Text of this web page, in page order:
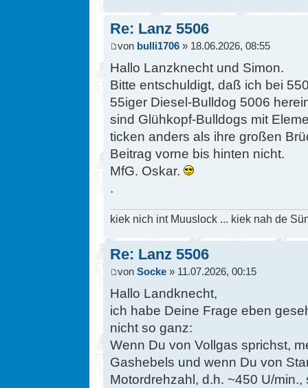
Re: Lanz 5506
von bulli1706 » 18.06.2026, 08:55
Hallo Lanzknecht und Simon.
Bitte entschuldigt, daß ich bei
55iger Diesel-Bulldog 5006
sind Glühkopf-Bulldogs mit
ticken anders als ihre großen
Beitrag vorne bis hinten nicht.
MfG. Oskar.
.
kiek nich int Muuslock ... kiek nah de
Re: Lanz 5506
von Socke » 11.07.2026, 00:15
Hallo Landknecht,
ich habe Deine Frage eben
nicht so ganz:
Wenn Du von Vollgas sprichst,
Gashebels und wenn Du von
Motordrehzahl, d.h. ~450 U/min.,